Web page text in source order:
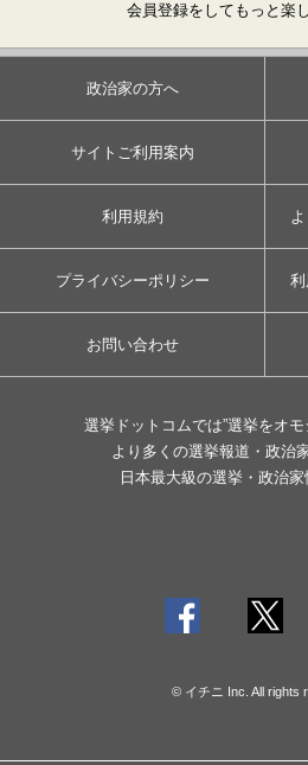
会員登録をしてもっと楽
政治家の方へ
サイトご利用案内
利用規約
プライバシーポリシー
お問い合わせ
選挙ドットコムでは”選挙をオモ
より多くの選挙報道・政治
日本最大級の選挙・政治
© イチニ Inc. All rights